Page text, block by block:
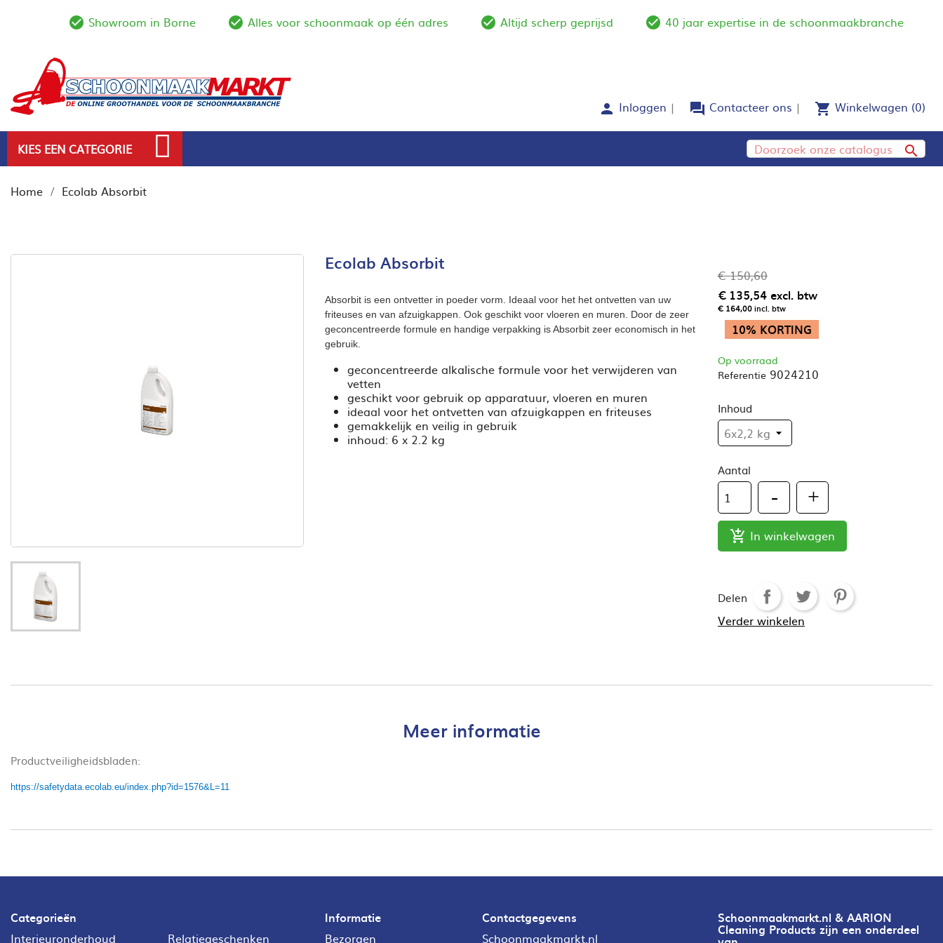
check_circle_outline
Showroom in Borne check_circle_outline
Alles voor schoonmaak op één adres check_circle_outline
Altijd scherp geprijsd check_circle_outline
40 jaar expertise in de schoonmaakbranche
person Inloggen forum Contacteer ons shopping_cart Winkelwagen (0)
KIES EEN CATEGORIE 
Home Ecolab Absorbit
Ecolab Absorbit
Absorbit is een ontvetter in poeder vorm. Ideaal voor het het ontvetten van uw
friteuses en van afzuigkappen. Ook geschikt voor vloeren en muren. Door de zeer
geconcentreerde formule en handige verpakking is Absorbit zeer economisch in het
gebruik.
geconcentreerde alkalische formule voor het verwijderen van
vetten
geschikt voor gebruik op apparatuur, vloeren en muren
ideaal voor het ontvetten van afzuigkappen en friteuses
gemakkelijk en veilig in gebruik
inhoud: 6 x 2.2 kg
€ 150,60
€ 135,54 excl. btw
€ 164,00incl. btw
10% KORTING
Op voorraad
Referentie 9024210
Inhoud
Aantal
 In winkelwagen
Delen
Verder winkelen
Meer informatie
Productveiligheidsbladen:
https://safetydata.ecolab.eu/index.php?id=1576&L=11
Categorieën
Interieuronderhoud
Relatiegeschenken
Informatie
Bezorgen
Contactgegevens
Schoonmaakmarkt.nl
Schoonmaakmarkt.nl & AARION
Cleaning Products zijn een onderdeel